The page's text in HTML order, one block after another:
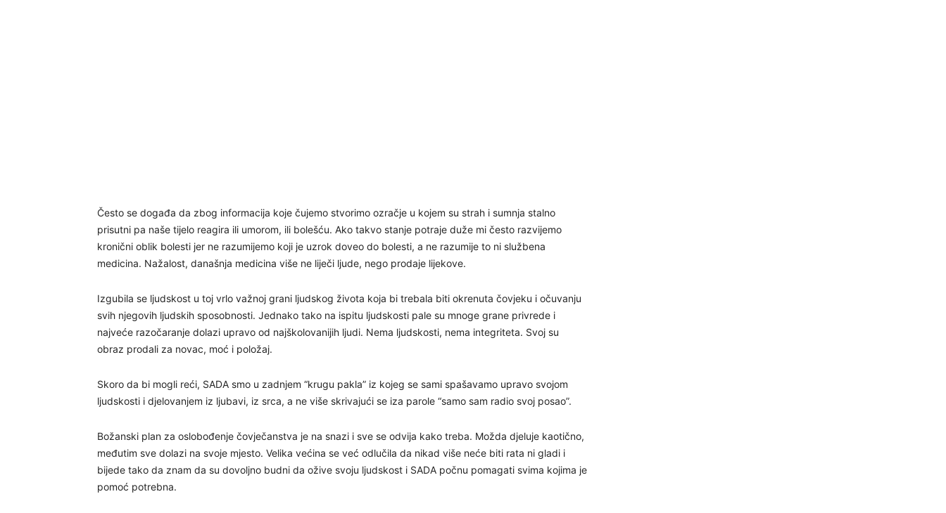
Često se događa da zbog informacija koje čujemo stvorimo ozračje u kojem su strah i sumnja stalno
prisutni pa naše tijelo reagira ili umorom, ili bolešću. Ako takvo stanje potraje duže mi često razvijemo
kronični oblik bolesti jer ne razumijemo koji je uzrok doveo do bolesti, a ne razumije to ni službena
medicina. Nažalost, današnja medicina više ne liječi ljude, nego prodaje lijekove.
Izgubila se ljudskost u toj vrlo važnoj grani ljudskog života koja bi trebala biti okrenuta čovjeku i očuvanju
svih njegovih ljudskih sposobnosti. Jednako tako na ispitu ljudskosti pale su mnoge grane privrede i
najveće razočaranje dolazi upravo od najškolovanijih ljudi. Nema ljudskosti, nema integriteta. Svoj su
obraz prodali za novac, moć i položaj.
Skoro da bi mogli reći, SADA smo u zadnjem “krugu pakla” iz kojeg se sami spašavamo upravo svojom
ljudskosti i djelovanjem iz ljubavi, iz srca, a ne više skrivajući se iza parole “samo sam radio svoj posao”.
Božanski plan za oslobođenje čovječanstva je na snazi i sve se odvija kako treba. Možda djeluje kaotično,
međutim sve dolazi na svoje mjesto. Velika većina se već odlučila da nikad više neće biti rata ni gladi i
bijede tako da znam da su dovoljno budni da ožive svoju ljudskost i SADA počnu pomagati svima kojima je
pomoć potrebna.